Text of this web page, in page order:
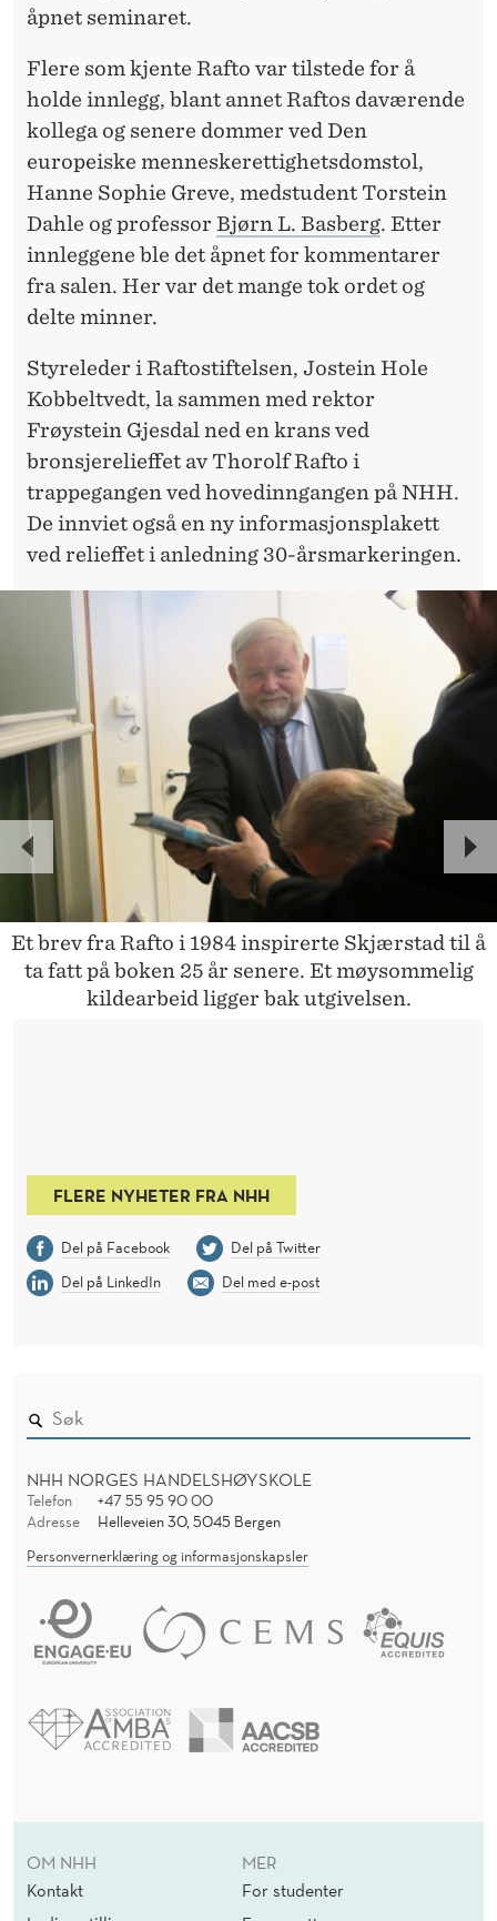
åpnet seminaret.
Flere som kjente Rafto var tilstede for å
holde innlegg, blant annet Raftos daværende
kollega og senere dommer ved Den
europeiske menneskerettighetsdomstol,
Hanne Sophie Greve, medstudent Torstein
Dahle og professor Bjørn L. Basberg. Etter
innleggene ble det åpnet for kommentarer
fra salen. Her var det mange tok ordet og
delte minner.
Styreleder i Raftostiftelsen, Jostein Hole
Kobbeltvedt, la sammen med rektor
Frøystein Gjesdal ned en krans ved
bronsjerelieffet av Thorolf Rafto i
trappegangen ved hovedinngangen på NHH.
De innviet også en ny informasjonsplakett
ved relieffet i anledning 30-årsmarkeringen.
P
R
E
V
Et brev fra Rafto i 1984 inspirerte Skjærstad til å
ta fatt på boken 25 år senere. Et møysommelig
kildearbeid ligger bak utgivelsen.
N
E
X
FLERE NYHETER FRA NHH
Del på Facebook
Del på Twitter
Del på LinkedIn
Del med e-post
NHH NORGES HANDELSHØYSKOLE
Telefon
+47 55 95 90 00
Adresse
Helleveien 30, 5045 Bergen
Personvernerklæring og informasjonskapsler
OM NHH
Kontakt
MER
For studenter